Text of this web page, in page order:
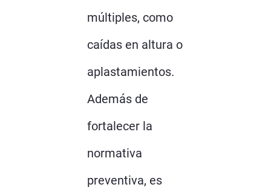
múltiples, como
caídas en altura o
aplastamientos.
Además de
fortalecer la
normativa
preventiva, es